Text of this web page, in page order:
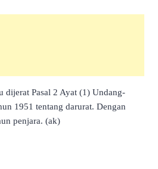
Pasal 2 Ayat (1) Undang-
1951 tentang darurat. Dengan
penjara. (ak)